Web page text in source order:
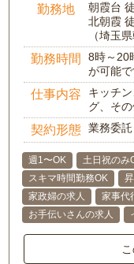
勤務地
朝霞台
北朝霞
（埼玉
勤務時間
8時～20
が可能
仕事内容
キッチ
グ、そ
契約形態 業務委託
週1〜OK 土日祝のみ
スキマ時間勤務OK
家政婦の求人
家事代
お手伝いさんの求人